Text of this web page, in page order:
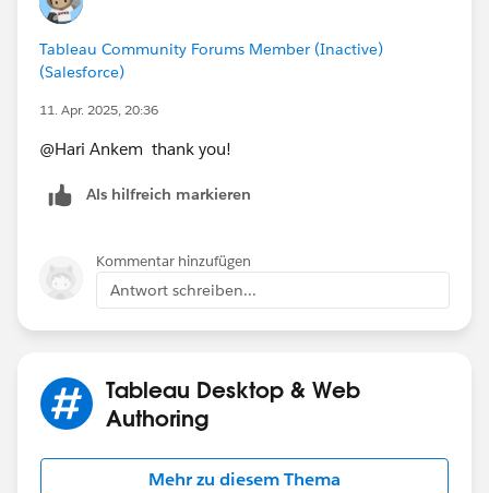
Tableau Community Forums Member (Inactive)
(Salesforce)
11. Apr. 2025, 20:36
@Hari Ankem​ thank you!
Als hilfreich markieren
Kommentar hinzufügen
Antwort schreiben...
Tableau Desktop & Web
Authoring
Mehr zu diesem Thema